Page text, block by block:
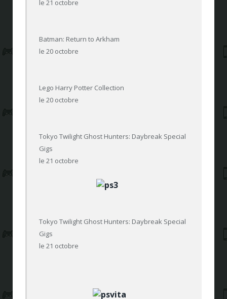
le 21 octobre
Batman: Return to Arkham
le 20 octobre
Lego Harry Potter Collection
le 20 octobre
Tokyo Twilight Ghost Hunters: Daybreak Special
Gigs
le 21 octobre
Tokyo Twilight Ghost Hunters: Daybreak Special
Gigs
le 21 octobre